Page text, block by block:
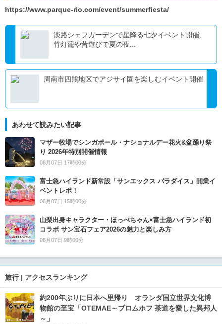
https://www.parque-rio.com/event/summerfiesta/
淡路シェフガーデンで星降る七夕イベント開催、
竹灯籠や昔遊びで夏の夜...
周南市四熊地区でアジサイ園を楽しむイベント開催
あわせて読みたい記事
マザー牧場でシンガポール・ナショナルデー花火&盆踊り祭
り 2026年特別開催情報
08月07日 17時00分
富士急ハイランド新常設「サンエックス パラダイス」開業イ
ベントレポ！
08月07日 15時00分
山梨出身キャラクター・ほっぺちゃん×富士急ハイランド初
コラボ サン宝石フェア2026の魅力と楽しみ方
08月07日 9時00分
旅行 | アクセスランキング
約200年ぶりに日本へ里帰り オランダ国立世界文化博
物館の至宝「OTEMAE～ブロムホフ 茶道を愛した異邦人
～」